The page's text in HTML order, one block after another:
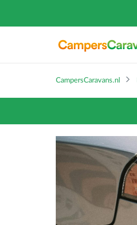
CampersCaravans.nl